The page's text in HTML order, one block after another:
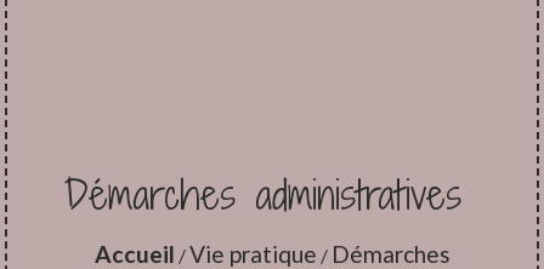
Démarches administratives
Accueil /Vie pratique / Démarches